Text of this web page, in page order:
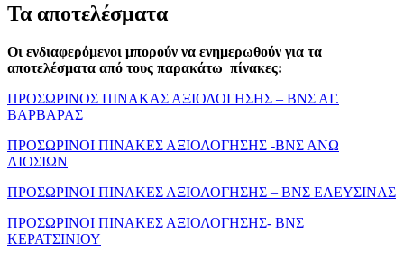
Τα αποτελέσματα
Οι ενδιαφερόμενοι μπορούν να ενημερωθούν για τα
αποτελέσματα από τους παρακάτω πίνακες:
ΠΡΟΣΩΡΙΝΟΣ ΠΙΝΑΚΑΣ ΑΞΙΟΛΟΓΗΣΗΣ – ΒΝΣ ΑΓ.
ΒΑΡΒΑΡΑΣ
ΠΡΟΣΩΡΙΝΟΙ ΠΙΝΑΚΕΣ ΑΞΙΟΛΟΓΗΣΗΣ -ΒΝΣ ΑΝΩ
ΛΙΟΣΙΩΝ
ΠΡΟΣΩΡΙΝΟΙ ΠΙΝΑΚΕΣ ΑΞΙΟΛΟΓΗΣΗΣ – ΒΝΣ ΕΛΕΥΣΙΝΑΣ
ΠΡΟΣΩΡΙΝΟΙ ΠΙΝΑΚΕΣ ΑΞΙΟΛΟΓΗΣΗΣ- ΒΝΣ
ΚΕΡΑΤΣΙΝΙΟΥ